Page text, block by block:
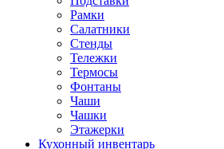
Рамки
Салатники
Стенды
Тележки
Термосы
Фонтаны
Чаши
Чашки
Этажерки
Кухонный инвентарь